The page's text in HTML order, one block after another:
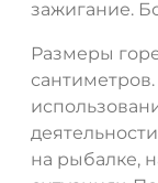
зажигание.
Размеры
на рыбалке,